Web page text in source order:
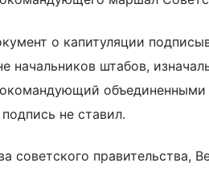
о капитуляции
начальников штабов,
не ставил.
советского